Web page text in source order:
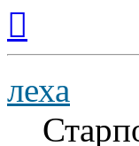
началу
леха